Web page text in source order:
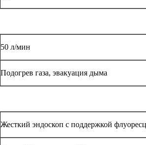
50 л/мин
Подогрев газа, эвакуация дыма
Жесткий эндоскоп с поддержкой